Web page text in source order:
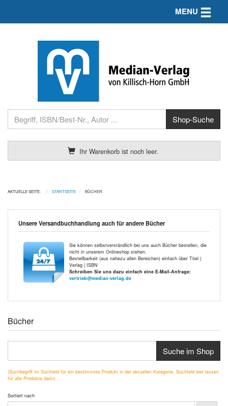
Ihr Warenkorb ist noch leer.
MENU Toggle
AKTUELLE SEITE: STARTSEITE BÜCHER
Unsere Versandbuchhandlung auch für andere Bücher
Sie können selbstverständlich bei uns auch Bücher bestellen, die
nicht in unserem Onlineshop stehen.
Bestellbarkeit (aus nahezu allen Bereichen) einfach über Titel |
Verlag | ISBN
Schreiben Sie uns dazu einfach eine E-Mail-Anfrage:
vertrieb@median-verlag.de
Bücher
Suche im Shop
(Suchbegriff im Suchfeld für ein bestimmtes Produkt in der aktuellen Kategorie, Suchfeld leer lassen
für alle Produkte darin)
Sortiert nach